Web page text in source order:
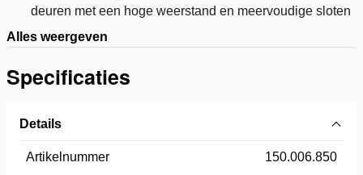
deuren met een hoge weerstand en meervoudige sloten
Alles weergeven
Specificaties
Details
Artikelnummer 150.006.850